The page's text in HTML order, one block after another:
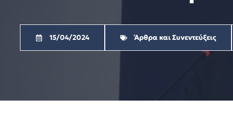
15/04/2024 Άρθρα και Συνεντεύξεις